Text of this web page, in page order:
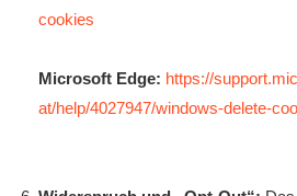
cookies
Microsoft Edge: https://
at/help/4027947/windows-delete-